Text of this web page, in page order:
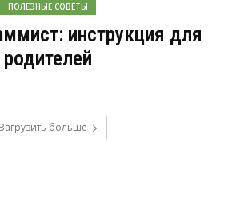
ПОЛЕЗНЫЕ СОВЕТЫ
инструкция для
родителей
Загрузить больше